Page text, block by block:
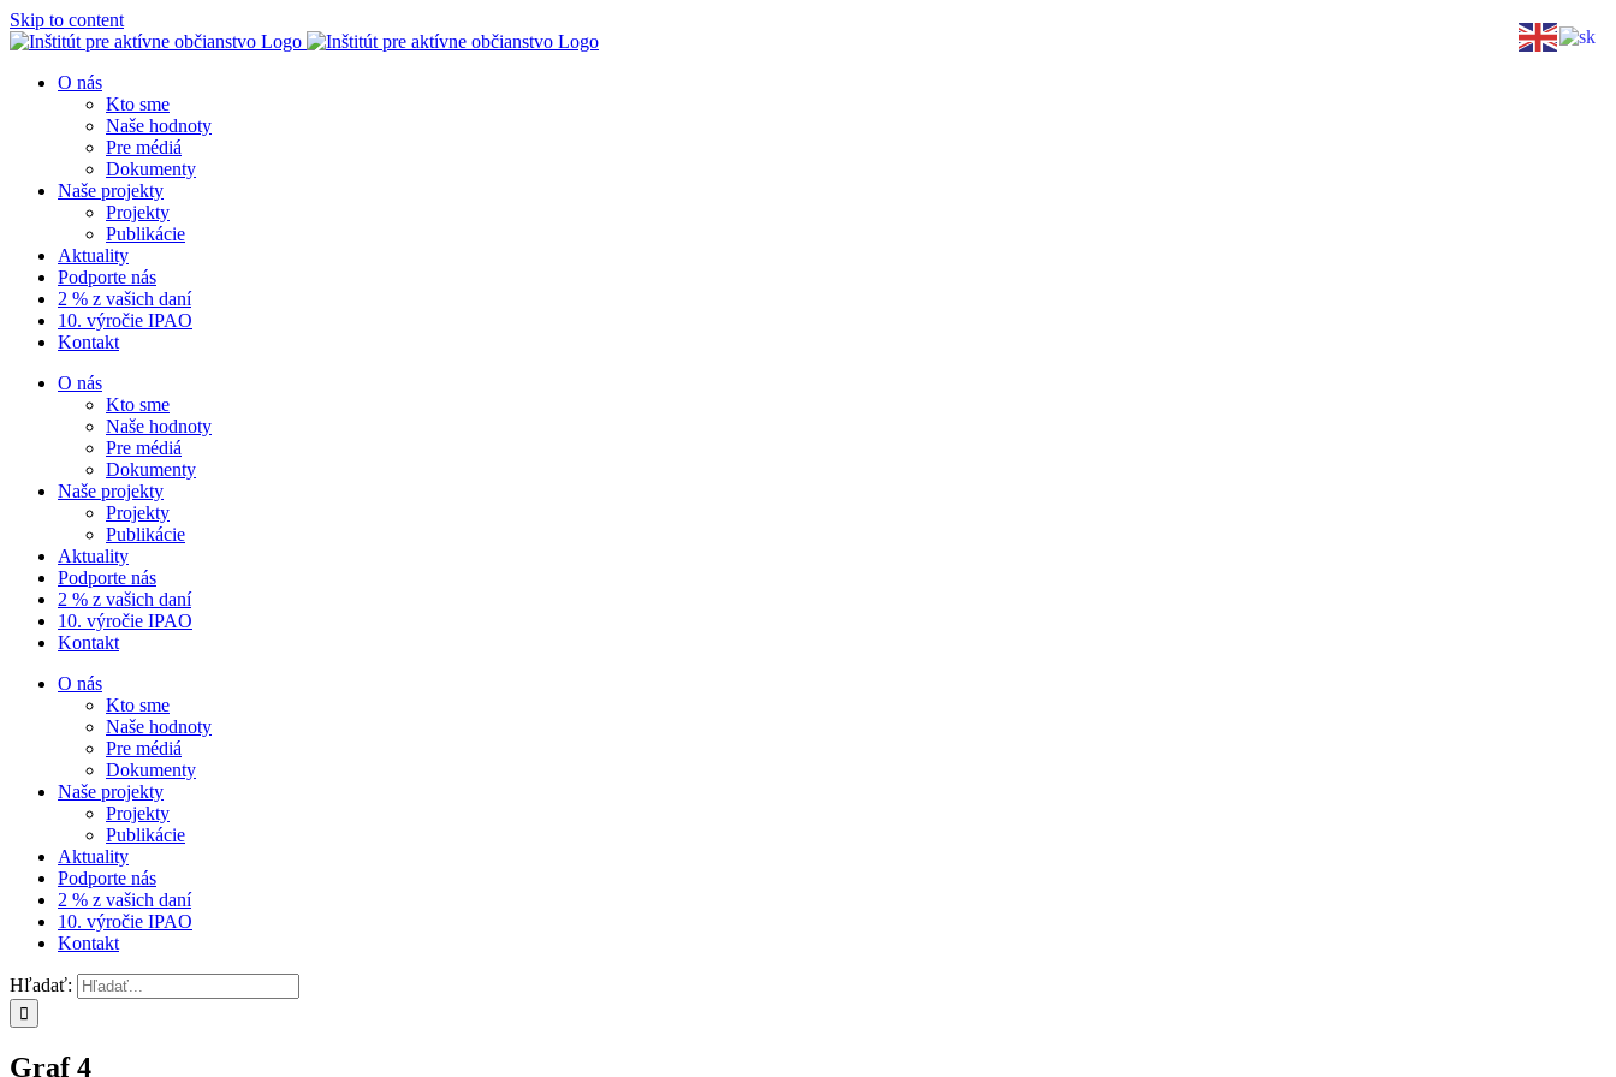
Skip to content
O nás
Kto sme
Naše hodnoty
Pre médiá
Dokumenty
Naše projekty
Projekty
Publikácie
Aktuality
Podporte nás
2 % z vašich daní
10. výročie IPAO
Kontakt
O nás
Kto sme
Naše hodnoty
Pre médiá
Dokumenty
Naše projekty
Projekty
Publikácie
Aktuality
Podporte nás
2 % z vašich daní
10. výročie IPAO
Kontakt
O nás
Kto sme
Naše hodnoty
Pre médiá
Dokumenty
Naše projekty
Projekty
Publikácie
Aktuality
Podporte nás
2 % z vašich daní
10. výročie IPAO
Kontakt
Hľadať:
Graf 4